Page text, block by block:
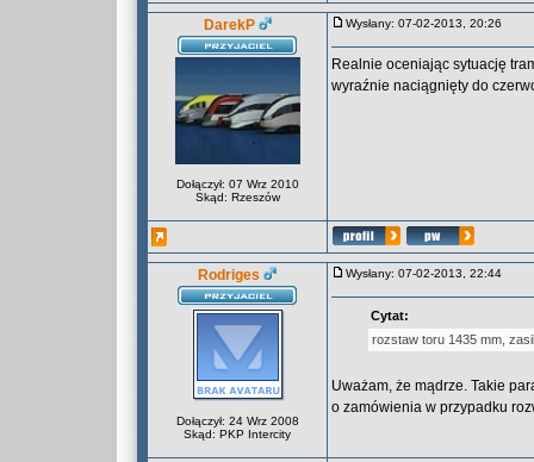
DarekP
Dołączył: 07 Wrz 2010
Skąd: Rzeszów
Wysłany: 07-02-2013, 20:26
Realnie oceniając sytuację
wyraźnie naciągnięty do
Rodriges
Dołączył: 24 Wrz 2008
Skąd: PKP Intercity
Wysłany: 07-02-2013, 22:44
Cytat:
rozstaw toru 1435 mm,
Uważam, że mądrze. Takie
o zamówienia w przypadku